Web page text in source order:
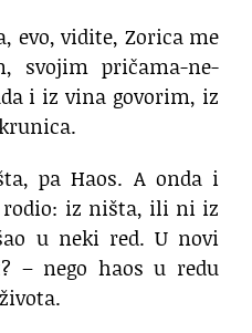
evo, vidite, Zorica me
svojim pričama-ne-
i iz vina govorim, iz
pa Haos. A onda i
rodio: iz ništa, ili ni iz
u neki red. U novi
– nego haos u redu